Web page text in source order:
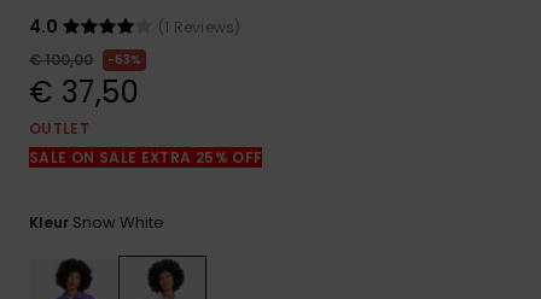
vragen en ons
contactformulier.
4.0
(1 Reviews)
€ 100,00
63%
€ 37,50
OUTLET
SALE ON SALE EXTRA 25% OFF
Kleur Snow White